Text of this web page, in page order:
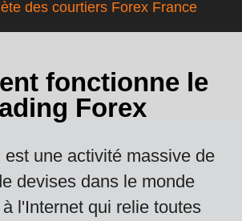
des courtiers Forex France
fonctionne le
Forex
est une activité massive de
devises dans le monde
l'Internet qui relie toutes